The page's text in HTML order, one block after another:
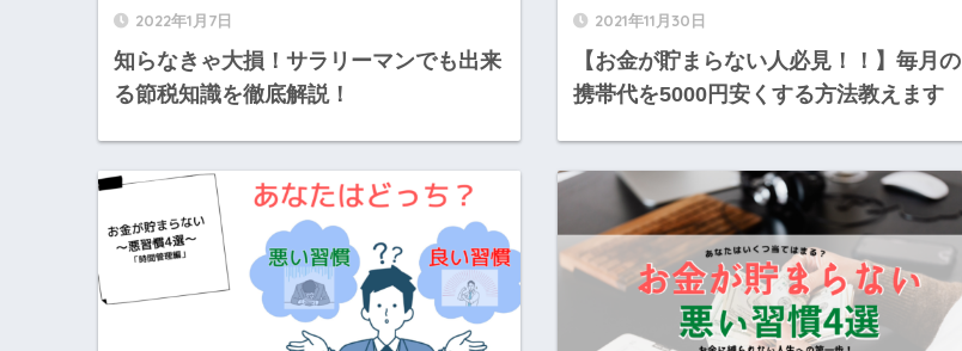
2022年1月7日
知らなきゃ大損！サラリーマンでも出来
る節税知識を徹底解説！
2021年11月30日
【お金が貯まらない人必見！！】毎月の
携帯代を5000円安くする方法教えます